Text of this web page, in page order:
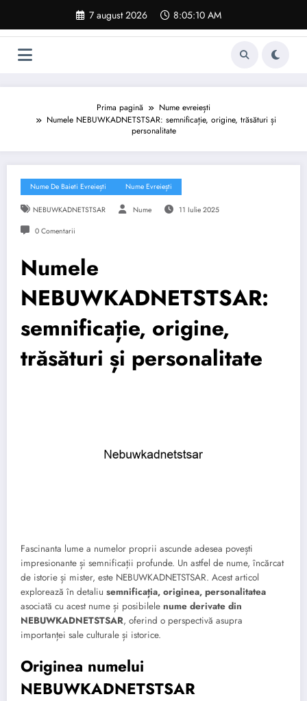
conținut
7 august 2026 8:05:11 AM
Prima pagină
Nume evreiești
Numele NEBUWKADNETSTSAR: semnificație, origine, trăsături și
personalitate
Nume De Baieti Evreiești Nume Evreiești
NEBUWKADNETSTSAR Nume 11 Iulie 2025
0 Comentarii
Numele
NEBUWKADNETSTSAR:
semnificație, origine,
trăsături și personalitate
Fascinanta lume a numelor proprii ascunde adesea povești
impresionante și semnificații profunde. Un astfel de nume, încărcat
de istorie și mister, este NEBUWKADNETSTSAR. Acest articol
explorează în detaliu semnificația, originea, personalitatea
asociată cu acest nume și posibilele nume derivate din
NEBUWKADNETSTSAR, oferind o perspectivă asupra
importanței sale culturale și istorice.
Originea numelui
NEBUWKADNETSTSAR